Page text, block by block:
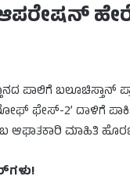
ಪಾಲಿಗೆ ಬಲೂಚಿಸ್ತಾನ್
ಫೇಸ್-2’ ದಾಳಿಗೆ
ಆಘಾತಕಾರಿ ಮಾಹಿತಿ